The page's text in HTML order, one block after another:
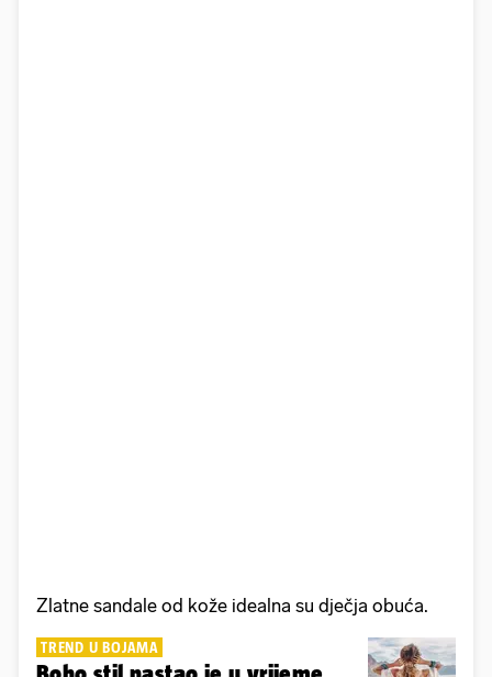
Zlatne sandale od kože idealna su dječja obuća.
TREND U BOJAMA